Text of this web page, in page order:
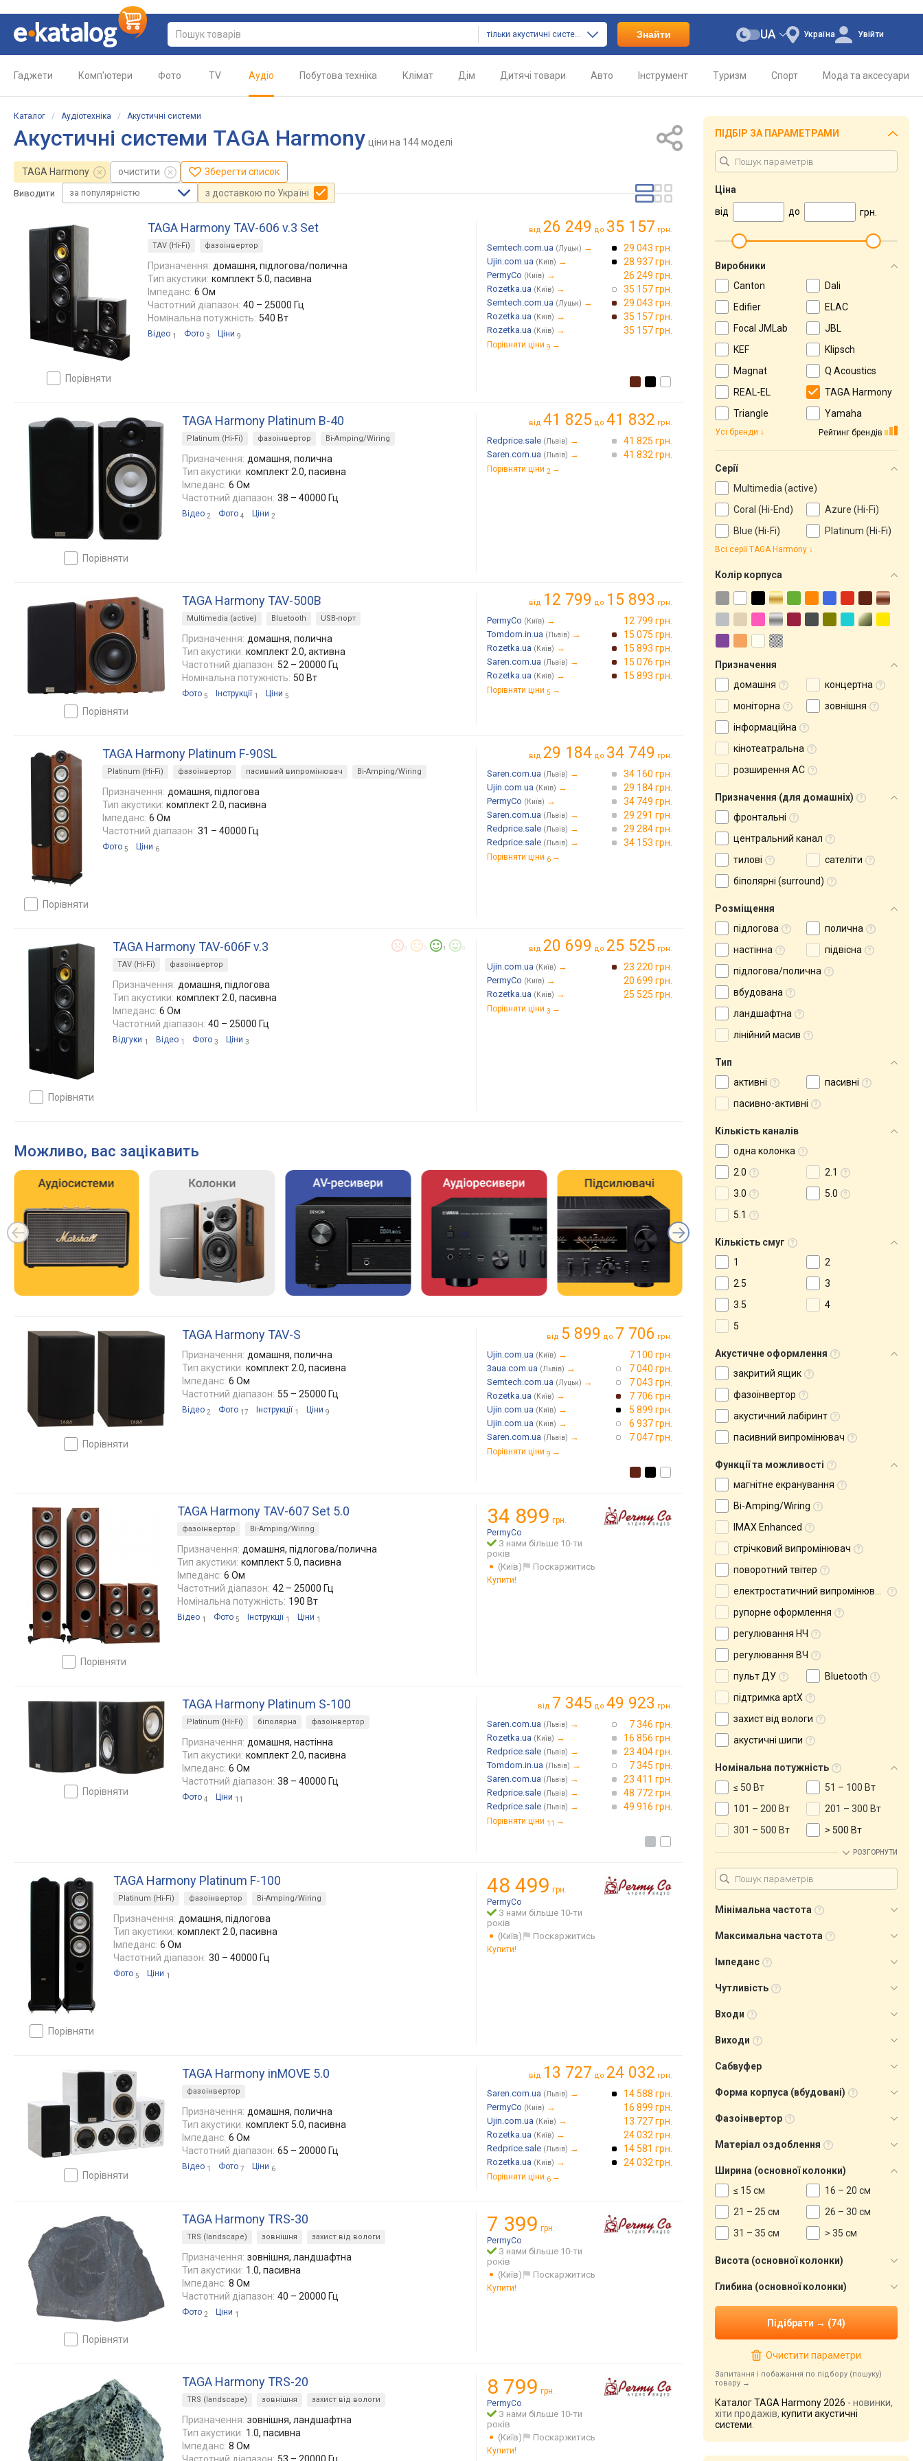
тільки акустичні системи Знайти Україна
UA Увійти
Гаджети Комп'ютери Фото TV Аудіо Побутова техніка Клімат Дім Дитячі товари Авто Інструмент Туризм Спорт Мода та аксесуари
Каталог / Аудіотехніка / Акустичні системи
Акустичні системи TAGA Harmony ціни на 144 моделі
TAGA Harmony очистити Зберегти список
Виводити за популярністю з доставкою по Україні
порівняти
TAGA Harmony TAV-606 v.3 Set
TAV (Hi-Fi) фазоінвертор
Призначення: домашня, підлогова/полична
Тип акустики: комплект 5.0, пасивна
Імпеданс: 6 Ом
Частотний діапазон: 40 – 25000 Гц
Номінальна потужність: 540 Вт
Відео 1 Фото 3 Ціни 9
від 26 249 до 35 157 грн.
Semtech.com.ua (Луцьк) → 29 043 грн.
Ujin.com.ua (Київ) → 28 937 грн.
PermyCo (Київ) → 26 249 грн.
Rozetka.ua (Київ) → 35 157 грн.
Semtech.com.ua (Луцьк) → 29 043 грн.
Rozetka.ua (Київ) → 35 157 грн.
Rozetka.ua (Київ) → 35 157 грн.
Порівняти ціни 9 →
порівняти
TAGA Harmony Platinum B-40
Platinum (Hi-Fi) фазоінвертор Bi-Amping/Wiring
Призначення: домашня, полична
Тип акустики: комплект 2.0, пасивна
Імпеданс: 6 Ом
Частотний діапазон: 38 – 40000 Гц
Відео 2 Фото 4 Ціни 2
від 41 825 до 41 832 грн.
Redprice.sale (Львів) → 41 825 грн.
Saren.com.ua (Львів) → 41 832 грн.
Порівняти ціни 2 →
порівняти
TAGA Harmony TAV-500B
Multimedia (active) Bluetooth USB-порт
Призначення: домашня, полична
Тип акустики: комплект 2.0, активна
Частотний діапазон: 52 – 20000 Гц
Номінальна потужність: 50 Вт
Фото 5 Інструкції 1 Ціни 5
від 12 799 до 15 893 грн.
PermyCo (Київ) → 12 799 грн.
Tomdom.in.ua (Львів) → 15 075 грн.
Rozetka.ua (Київ) → 15 893 грн.
Saren.com.ua (Львів) → 15 076 грн.
Rozetka.ua (Київ) → 15 893 грн.
Порівняти ціни 5 →
порівняти
TAGA Harmony Platinum F-90SL
Platinum (Hi-Fi) фазоінвертор пасивний випромінювач Bi-Amping/Wiring
Призначення: домашня, підлогова
Тип акустики: комплект 2.0, пасивна
Імпеданс: 6 Ом
Частотний діапазон: 31 – 40000 Гц
Фото 5 Ціни 6
від 29 184 до 34 749 грн.
Saren.com.ua (Львів) → 34 160 грн.
Ujin.com.ua (Київ) → 29 184 грн.
PermyCo (Київ) → 34 749 грн.
Saren.com.ua (Львів) → 29 291 грн.
Redprice.sale (Львів) → 29 284 грн.
Redprice.sale (Львів) → 34 153 грн.
Порівняти ціни 6 →
порівняти
TAGA Harmony TAV-606F v.3 1
TAV (Hi-Fi) фазоінвертор
Призначення: домашня, підлогова
Тип акустики: комплект 2.0, пасивна
Імпеданс: 6 Ом
Частотний діапазон: 40 – 25000 Гц
Відгуки 1 Відео 1 Фото 3 Ціни 3
від 20 699 до 25 525 грн.
Ujin.com.ua (Київ) → 23 220 грн.
PermyCo (Київ) → 20 699 грн.
Rozetka.ua (Київ) → 25 525 грн.
Порівняти ціни 3 →
Можливо, вас зацікавить
порівняти
TAGA Harmony TAV-S
Призначення: домашня, полична
Тип акустики: комплект 2.0, пасивна
Імпеданс: 6 Ом
Частотний діапазон: 55 – 25000 Гц
Відео 2 Фото 17 Інструкції 1 Ціни 9
від 5 899 до 7 706 грн.
Ujin.com.ua (Київ) → 7 100 грн.
3aua.com.ua (Львів) → 7 040 грн.
Semtech.com.ua (Луцьк) → 7 043 грн.
Rozetka.ua (Київ) → 7 706 грн.
Ujin.com.ua (Київ) → 5 899 грн.
Ujin.com.ua (Київ) → 6 937 грн.
Saren.com.ua (Львів) → 7 047 грн.
Порівняти ціни 9 →
порівняти
TAGA Harmony TAV-607 Set 5.0
фазоінвертор Bi-Amping/Wiring
Призначення: домашня, підлогова/полична
Тип акустики: комплект 5.0, пасивна
Імпеданс: 6 Ом
Частотний діапазон: 42 – 25000 Гц
Номінальна потужність: 190 Вт
Відео 1 Фото 5 Інструкції 1 Ціни 1
34 899 грн.
PermyCo
З нами більше 10-ти
років
(Київ)
Поскаржитись
Купити!
порівняти
TAGA Harmony Platinum S-100
Platinum (Hi-Fi) біполярна фазоінвертор
Призначення: домашня, настінна
Тип акустики: комплект 2.0, пасивна
Імпеданс: 6 Ом
Частотний діапазон: 38 – 40000 Гц
Фото 4 Ціни 11
від 7 345 до 49 923 грн.
Saren.com.ua (Львів) → 7 346 грн.
Rozetka.ua (Київ) → 16 856 грн.
Redprice.sale (Львів) → 23 404 грн.
Tomdom.in.ua (Львів) → 7 345 грн.
Saren.com.ua (Львів) → 23 411 грн.
Redprice.sale (Львів) → 48 772 грн.
Redprice.sale (Львів) → 49 916 грн.
Порівняти ціни 11 →
порівняти
TAGA Harmony Platinum F-100
Platinum (Hi-Fi) фазоінвертор Bi-Amping/Wiring
Призначення: домашня, підлогова
Тип акустики: комплект 2.0, пасивна
Імпеданс: 6 Ом
Частотний діапазон: 30 – 40000 Гц
Фото 5 Ціни 1
48 499 грн.
PermyCo
З нами більше 10-ти
років
(Київ)
Поскаржитись
Купити!
порівняти
TAGA Harmony inMOVE 5.0
фазоінвертор
Призначення: домашня, полична
Тип акустики: комплект 5.0, пасивна
Імпеданс: 6 Ом
Частотний діапазон: 65 – 20000 Гц
Відео 1 Фото 7 Ціни 6
від 13 727 до 24 032 грн.
Saren.com.ua (Львів) → 14 588 грн.
PermyCo (Київ) → 16 899 грн.
Ujin.com.ua (Київ) → 13 727 грн.
Rozetka.ua (Київ) → 24 032 грн.
Redprice.sale (Львів) → 14 581 грн.
Rozetka.ua (Київ) → 24 032 грн.
Порівняти ціни 6 →
порівняти
TAGA Harmony TRS-30
TRS (landscape) зовнішня захист від вологи
Призначення: зовнішня, ландшафтна
Тип акустики: 1.0, пасивна
Імпеданс: 8 Ом
Частотний діапазон: 40 – 20000 Гц
Фото 2 Ціни 1
7 399 грн.
PermyCo
З нами більше 10-ти
років
(Київ)
Поскаржитись
Купити!
TAGA Harmony TRS-20
TRS (landscape) зовнішня захист від вологи
Призначення: зовнішня, ландшафтна
Тип акустики: 1.0, пасивна
Імпеданс: 8 Ом
Частотний діапазон: 53 – 20000 Гц
8 799 грн.
PermyCo
З нами більше 10-ти
років
(Київ)
Поскаржитись
Купити!
ПІДБІР ЗА ПАРАМЕТРАМИ
Ціна
від
до грн.
Виробники
Canton
Dali
Edifier
ELAC
Focal JMLab
JBL
KEF
Klipsch
Magnat
Q Acoustics
REAL-EL
TAGA Harmony
Triangle
Yamaha
Рейтинг брендів
Усі бренди
Серії
Multimedia (active)
Coral (Hi-End)
Azure (Hi-Fi)
Blue (Hi-Fi)
Platinum (Hi-Fi)
Всі серії TAGA Harmony
Колір корпуса
Призначення
домашня
концертна
моніторна
зовнішня
інформаційна
кінотеатральна
розширення АС
Призначення (для домашніх)
фронтальні
центральний канал
тилові
сателіти
біполярні (surround)
Розміщення
підлогова
полична
настінна
підвісна
підлогова/полична
вбудована
ландшафтна
лінійний масив
Тип
активні
пасивні
пасивно-активні
Кількість каналів
одна колонка
2.0
2.1
3.0
5.0
5.1
Кількість смуг
1
2
2.5
3
3.5
4
5
Акустичне оформлення
закритий ящик
фазоінвертор
акустичний лабіринт
пасивний випромінювач
Функції та можливості
магнітне екранування
Bi-Amping/Wiring
IMAX Enhanced
стрічковий випромінювач
поворотний твітер
електростатичний випромінювач
рупорне оформлення
регулювання НЧ
регулювання ВЧ
пульт ДУ
Bluetooth
підтримка aptX
захист від вологи
акустичні шипи
Номінальна потужність
≤ 50 Вт
51 – 100 Вт
101 – 200 Вт
201 – 300 Вт
301 – 500 Вт
> 500 Вт
РОЗГОРНУТИ
Мінімальна частота
Максимальна частота
Імпеданс
Чутливість
Входи
Виходи
Сабвуфер
Форма корпуса (вбудовані)
Фазоінвертор
Матеріал оздоблення
Ширина (основної колонки)
≤ 15 см
16 – 20 см
21 – 25 см
26 – 30 см
31 – 35 см
> 35 см
Висота (основної колонки)
Глибина (основної колонки)
Очистити параметри
Запитання і побажання по підбору (пошуку)
товару
Каталог TAGA Harmony 2026 - новинки,
хіти продажів, купити акустичні
системи